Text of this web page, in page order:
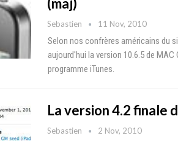
(maj)
Sebastien 11 Nov, 2010
Selon nos confrères américains du
aujourd'hui la version 10.6.5 de MAC
programme iTunes.
La version 4.2 finale
Sebastien 2 Nov, 2010